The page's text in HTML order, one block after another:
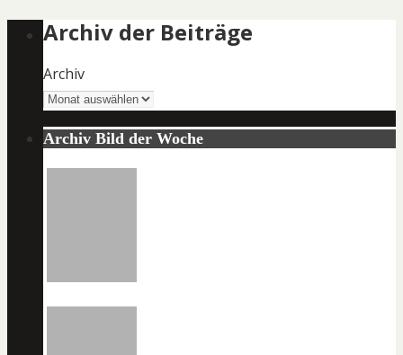
Archiv der Beiträge
Archiv
Archiv Bild der Woche